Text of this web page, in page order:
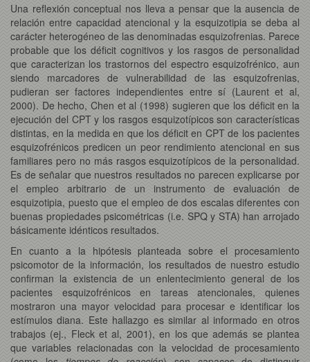
Una reflexión conceptual nos lleva a pensar que la ausencia de
relación entre capacidad atencional y la esquizotipia se deba al
carácter heterogéneo de las denominadas esquizofrenias. Parece
probable que los déficit cognitivos y los rasgos de personalidad
que caracterizan los trastornos del espectro esquizofrénico, aun
siendo marcadores de vulnerabilidad de las esquizofrenias,
pudieran ser factores independientes entre sí (Laurent et al,
2000). De hecho, Chen et al (1998) sugieren que los déficit en la
ejecución del CPT y los rasgos esquizotípicos son características
distintas, en la medida en que los déficit en CPT de los pacientes
esquizofrénicos predicen un peor rendimiento atencional en sus
familiares pero no más rasgos esquizotípicos de la personalidad.
Es de señalar que nuestros resultados no parecen explicarse por
el empleo arbitrario de un instrumento de evaluación de
esquizotipia, puesto que el empleo de dos escalas diferentes con
buenas propiedades psicométricas (i.e. SPQ y STA) han arrojado
básicamente idénticos resultados.
En cuanto a la hipótesis planteada sobre el procesamiento
psicomotor de la información, los resultados de nuestro estudio
confirman la existencia de un enlentecimiento general de los
pacientes esquizofrénicos en tareas atencionales, quienes
mostraron una mayor velocidad para procesar e identificar los
estímulos diana. Este hallazgo es similar al informado en otros
trabajos (ej., Fleck et al, 2001), en los que además se plantea
que variables relacionadas con la velocidad de procesamiento